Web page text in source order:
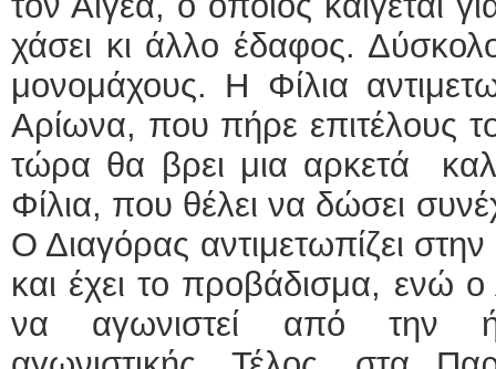
χάσει κι άλλο έδαφος.
μονομάχους. Η Φίλια
Αρίωνα, που πήρε επιτέλους
τώρα θα βρει μια αρκετά
Φίλια, που θέλει να δώσει
Ο Διαγόρας αντιμετωπίζει
και έχει το προβάδισμα, ενώ
να αγωνιστεί από την